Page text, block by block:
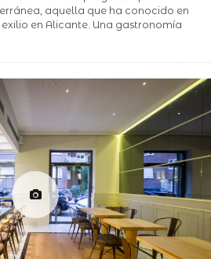
aquella que ha conocido en
en Alicante. Una gastronomía